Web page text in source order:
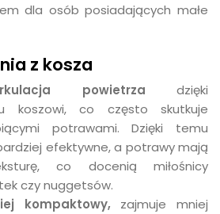
dla osób posiadających małe
z kosza
powietrza dzięki
koszowi, co często skutkuje
potrawami. Dzięki temu
efektywne, a potrawy mają
co docenią miłośnicy
czy nuggetsów.
kompaktowy, zajmuje mniej